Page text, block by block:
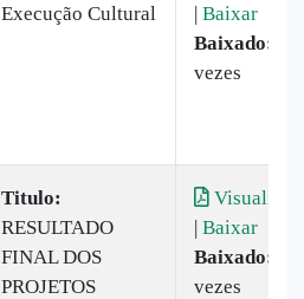
Execução Cultural
| Baixar
Baixado:
vezes
Titulo:
RESULTADO
FINAL DOS
PROJETOS
Visualizar
| Baixar
Baixado:
vezes